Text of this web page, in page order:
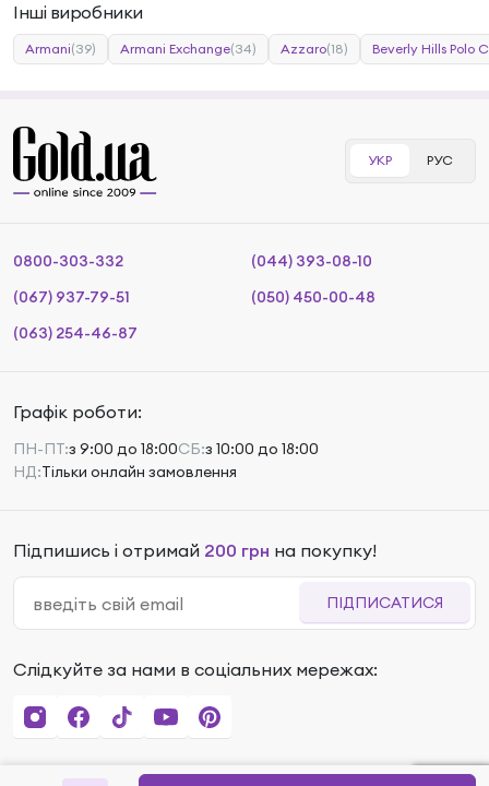
Інші виробники
Armani(39) Armani Exchange(34) Azzaro(18) Beverly Hills Polo
УКР РУС
0800-303-332
(044) 393-08-10
(067) 937-79-51
(050) 450-00-48
(063) 254-46-87
Графік роботи:
ПН-ПТ:з 9:00 до 18:00СБ:з 10:00 до 18:00
НД:Тільки онлайн замовлення
Підпишись і отримай 200 грн на покупку!
ПІДПИСАТИСЯ
Слідкуйте за нами в соціальних мережах: